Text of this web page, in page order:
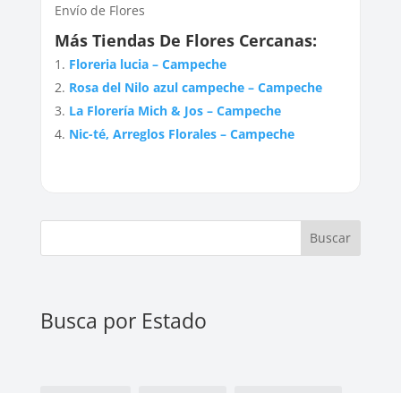
Envío de Flores
Más Tiendas De Flores Cercanas:
Floreria lucia – Campeche
Rosa del Nilo azul campeche – Campeche
La Florería Mich & Jos – Campeche
Nic-té, Arreglos Florales – Campeche
Buscar
Busca por Estado